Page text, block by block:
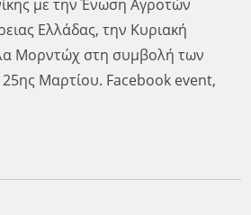
με την Ένωση Αγροτών
Ελλάδας, την Κυριακή
Μορντώχ στη συμβολή των
Μαρτίου. Facebook event,